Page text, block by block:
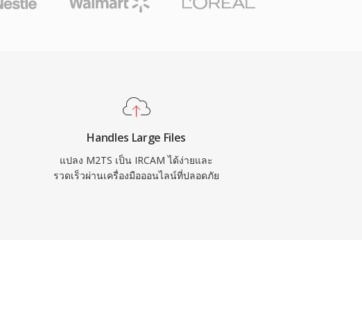
Handles Large Files
แปลง M2TS เป็น IRCAM ได้ง่ายและ
รวดเร็วผ่านเครื่องมือออนไลน์ที่ปลอดภัย